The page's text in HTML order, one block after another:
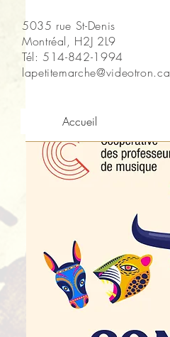
5035 rue St-Denis
Montréal, H2J 2L9
Tél: 514-842-1994
lapetitemarche@videotron.ca
Accueil